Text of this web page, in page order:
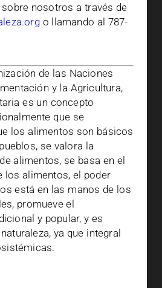
nosotros a través de
o llamando al 787-
de las Naciones
y la Agricultura,
es un concepto
que se
los alimentos son básicos
se valora la
alimentos, se basa en el
los alimentos, el poder
está en las manos de los
promueve el
y popular, y es
ya que integral